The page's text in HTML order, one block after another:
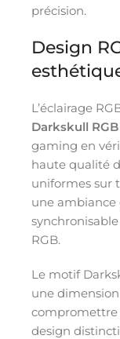
précision.
Design
L’éclairage
Darkskull RGB
gaming en
haute qualité
uniformes sur
une
RGB.
Le motif
une
compromettre
design